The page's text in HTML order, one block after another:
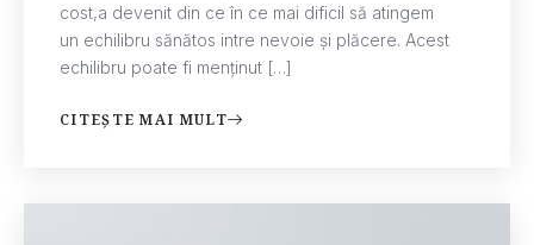
cost,a devenit din ce în ce mai dificil să atingem
un echilibru sănătos intre nevoie și plăcere. Acest
echilibru poate fi menținut […]
CITEȘTE MAI MULT